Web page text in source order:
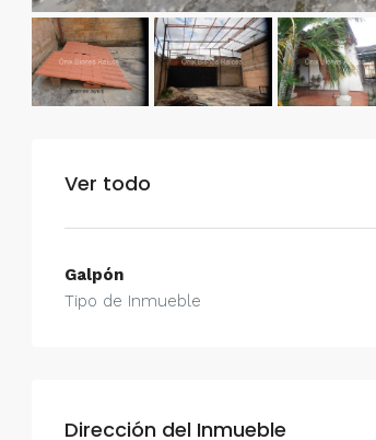
Ver todo
Galpón
Tipo de Inmueble
Dirección del Inmueble